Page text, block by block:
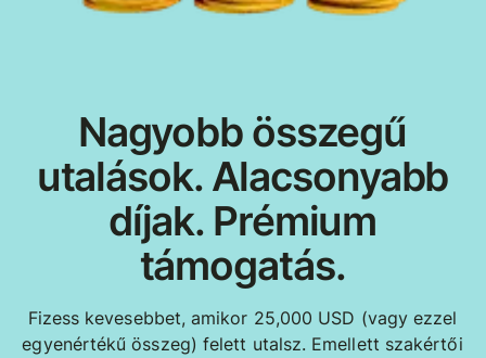
Nagyobb összegű
utalások. Alacsonyabb
díjak. Prémium
támogatás.
Fizess kevesebbet, amikor 25,000 USD (vagy ezzel
egyenértékű összeg) felett utalsz. Emellett szakértői